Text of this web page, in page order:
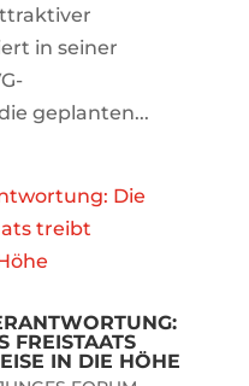
in seiner
geplanten...
FREISTAATS
IN DIE HÖHE